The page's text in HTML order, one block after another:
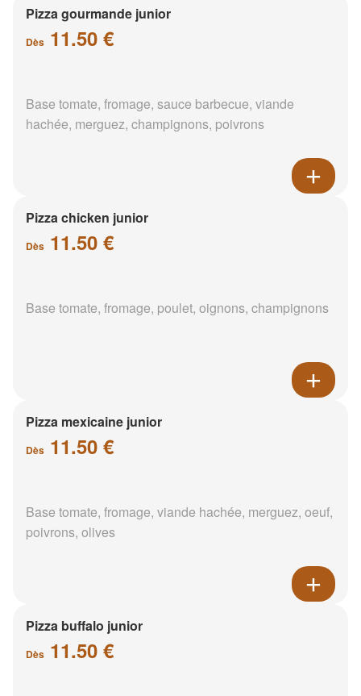
Pizza gourmande junior
Dès 11.50 €
Base tomate, fromage, sauce barbecue, viande
hachée, merguez, champignons, poivrons
Pizza chicken junior
Dès 11.50 €
Base tomate, fromage, poulet, oignons, champignons
Pizza mexicaine junior
Dès 11.50 €
Base tomate, fromage, viande hachée, merguez, oeuf,
poivrons, olives
Pizza buffalo junior
Dès 11.50 €